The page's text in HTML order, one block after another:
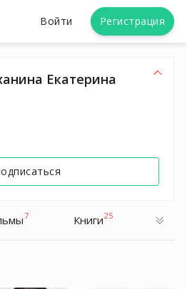
Войти Регистрация
Екатерина
7 Книги25